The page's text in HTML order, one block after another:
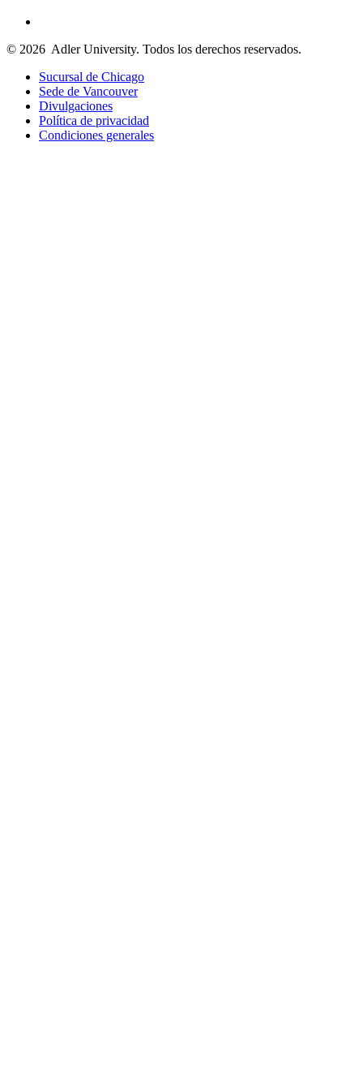
© 2026 Adler University. Todos los derechos reservados.
Sucursal de Chicago
Sede de Vancouver
Divulgaciones
Política de privacidad
Condiciones generales